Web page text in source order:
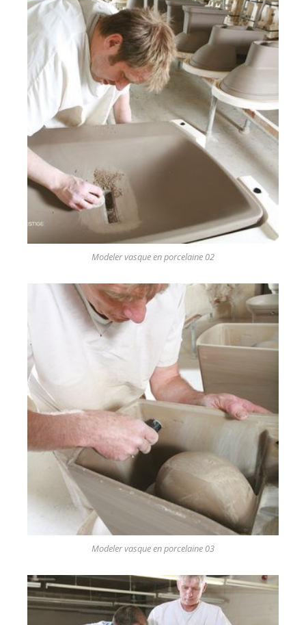
Modeler vasque en porcelaine 02
Modeler vasque en porcelaine 03